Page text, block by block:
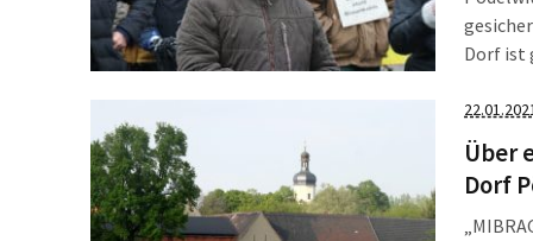
Dorf ist gerettet. Wir sprachen
Über
Dorf